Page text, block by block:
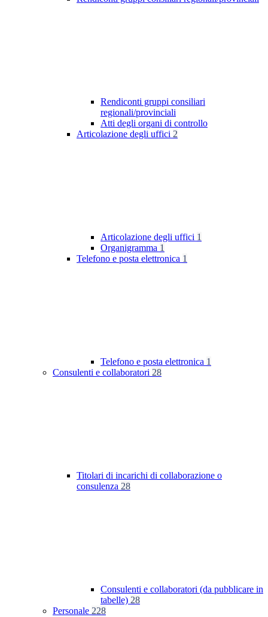
Rendiconti gruppi consiliari
regionali/provinciali
Atti degli organi di controllo
Articolazione degli uffici 2
Articolazione degli uffici 1
Organigramma 1
Telefono e posta elettronica 1
Telefono e posta elettronica 1
Consulenti e collaboratori 28
Titolari di incarichi di collaborazione o
consulenza 28
Consulenti e collaboratori (da pubblicare in
tabelle) 28
Personale 228